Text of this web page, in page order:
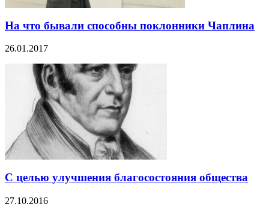
На что бывали способны поклонники Чаплина
26.01.2017
С целью улучшения благосостояния общества
27.10.2016